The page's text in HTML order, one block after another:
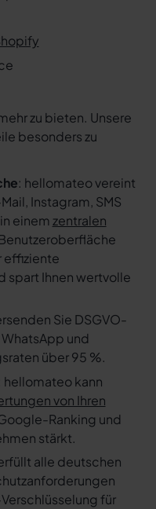
zu bieten. Unsere
besonders zu
: hellomateo vereint
Instagram, SMS
einem zentralen
effiziente
spart Ihnen wertvolle
Sie DSGVO-
und
über 95 %.
: hellomateo kann
von Ihren
Ranking und
stärkt.
alle deutschen
für